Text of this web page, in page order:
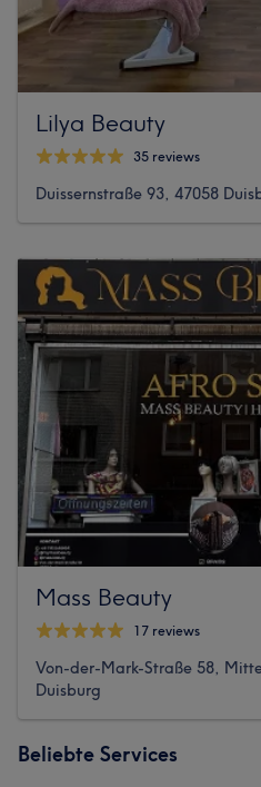
Lilya Beauty
35 reviews
Duissernstraße 93, 47058
Mass Beauty
17 reviews
Von-der-Mark-Straße 58,
Duisburg
Beliebte Services